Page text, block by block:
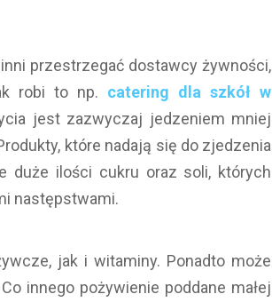
przestrzegać dostawcy żywności,
robi to np. catering dla szkół w
jest zazwyczaj jedzeniem mniej
które nadają się do zjedzenia
duże ilości cukru oraz soli, których
następstwami.
jak i witaminy. Ponadto może
innego pożywienie poddane małej